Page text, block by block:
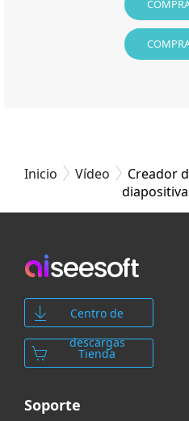
Inicio Vídeo
Creador
Centro de
descargas
Tienda
Soporte